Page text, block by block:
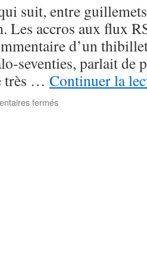
suit, entre
Les accros aux flux
d’un
seventies, parlait de
très … Continuer la
ferméssur